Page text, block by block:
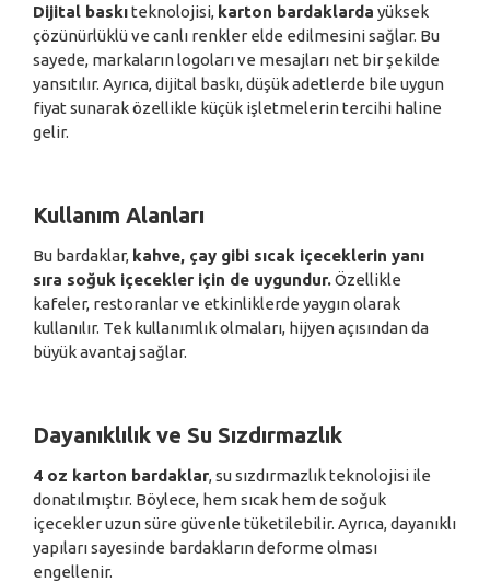
Dijital baskıteknolojisi, karton bardaklarda yüksek
çözünürlüklü ve canlı renkler elde edilmesini sağlar. Bu
sayede, markaların logoları ve mesajları net bir şekilde
yansıtılır. Ayrıca, dijital baskı, düşük adetlerde bile uygun
fiyat sunarak özellikle küçük işletmelerin tercihi haline
gelir.
Kullanım Alanları
Bu bardaklar, kahve, çay gibi sıcak içeceklerin yanı
sıra soğuk içecekler için de uygundur.Özellikle
kafeler, restoranlar ve etkinliklerde yaygın olarak
kullanılır. Tek kullanımlık olmaları, hijyen açısından da
büyük avantaj sağlar.
Dayanıklılık ve Su Sızdırmazlık
4 oz karton bardaklar, su sızdırmazlık teknolojisi ile
donatılmıştır. Böylece, hem sıcak hem de soğuk
içecekler uzun süre güvenle tüketilebilir. Ayrıca, dayanıklı
yapıları sayesinde bardakların deforme olması
engellenir.